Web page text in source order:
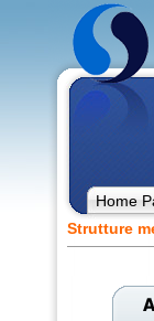
Home
Strutture